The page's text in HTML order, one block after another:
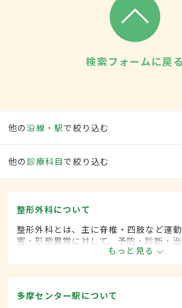
検索フォームに戻る
他の沿線・駅で絞り込む
他の 診療科目で絞り込む
整形外科について
整形外科とは、主に脊椎・四肢など運
害・形態異常に対して、予防・診断・
もっと見る
多摩センター駅について